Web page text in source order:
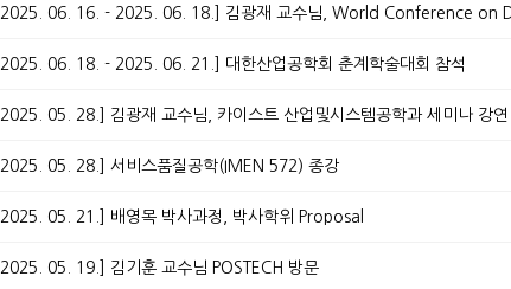
[2025. 06. 18. - 2025. 06. 21.] 대한산업공학회 춘계학술대회 참석
[2025. 05. 28.] 김광재 교수님, 카이스트 산업및시스템공학과 세미나 강연
[2025. 05. 28.] 서비스품질공학(IMEN 572) 종강
[2025. 05. 21.] 배영목 박사과정, 박사학위 Proposal
[2025. 05. 19.] 김기훈 교수님 POSTECH 방문